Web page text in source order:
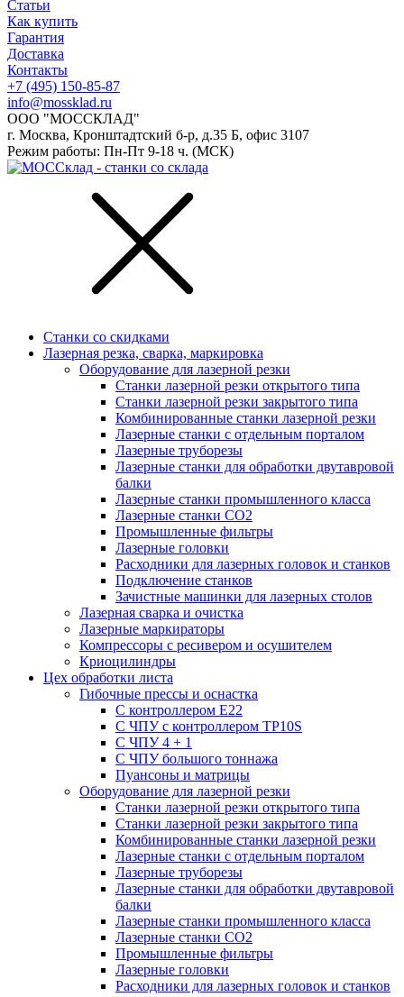
Статьи
Как купить
Гарантия
Доставка
Контакты
+7 (495) 150-85-87
info@mossklad.ru
ООО "МОССКЛАД"
г. Москва, Кронштадтский б-р, д.35 Б, офис 3107
Режим работы: Пн-Пт 9-18 ч. (МСК)
Станки со скидками
Лазерная резка, сварка, маркировка
Оборудование для лазерной резки
Станки лазерной резки открытого типа
Станки лазерной резки закрытого типа
Комбинированные станки лазерной резки
Лазерные станки с отдельным порталом
Лазерные труборезы
Лазерные станки для обработки двутавровой
балки
Лазерные станки промышленного класса
Лазерные станки CO2
Промышленные фильтры
Лазерные головки
Расходники для лазерных головок и станков
Подключение станков
Зачистные машинки для лазерных столов
Лазерная сварка и очистка
Лазерные маркираторы
Компрессоры с ресивером и осушителем
Криоцилиндры
Цех обработки листа
Гибочные прессы и оснастка
С контроллером E22
С ЧПУ с контроллером TP10S
С ЧПУ 4 + 1
С ЧПУ большого тоннажа
Пуансоны и матрицы
Оборудование для лазерной резки
Станки лазерной резки открытого типа
Станки лазерной резки закрытого типа
Комбинированные станки лазерной резки
Лазерные станки с отдельным порталом
Лазерные труборезы
Лазерные станки для обработки двутавровой
балки
Лазерные станки промышленного класса
Лазерные станки CO2
Промышленные фильтры
Лазерные головки
Расходники для лазерных головок и станков